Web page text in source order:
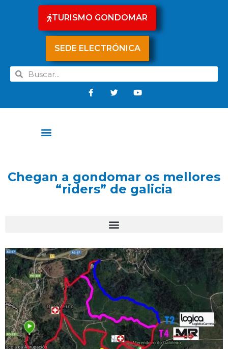
TURISMO GONDOMAR
SEDE ELECTRÓNICA
Chegan a gondomar os mellores
“riders” de galicia